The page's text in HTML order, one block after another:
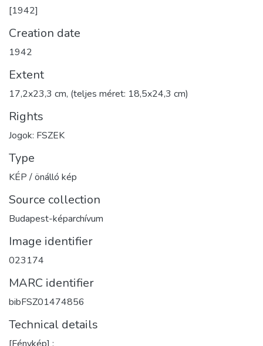
[1942]
Creation date
1942
Extent
17,2x23,3 cm, (teljes méret: 18,5x24,3 cm)
Rights
Jogok: FSZEK
Type
KÉP / önálló kép
Source collection
Budapest-képarchívum
Image identifier
023174
MARC identifier
bibFSZ01474856
Technical details